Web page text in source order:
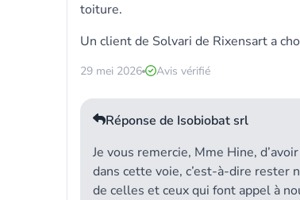
toiture.
Un client de Solvari de Rixensart a
29 mei 2026 Avis vérifié
Réponse de Isobiobat srl
Je vous remercie, Mme Hine,
dans cette voie, c’est-à-dire
de celles et ceux qui font appel à